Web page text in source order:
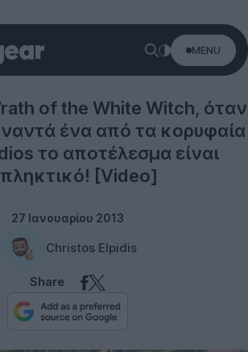
MENU
of the White Witch, όταν
ένα από τα κορυφαία
το αποτέλεσμα είναι
[Video]
27 Ιανουαρίου 2013
Christos Elpidis
Share